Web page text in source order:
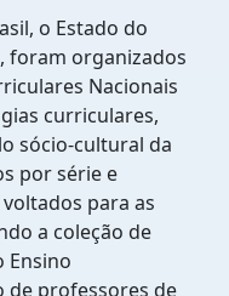
o Estado do
foram organizados
Nacionais
curriculares,
sócio-cultural da
por série e
para as
a coleção de
Ensino
de professores de